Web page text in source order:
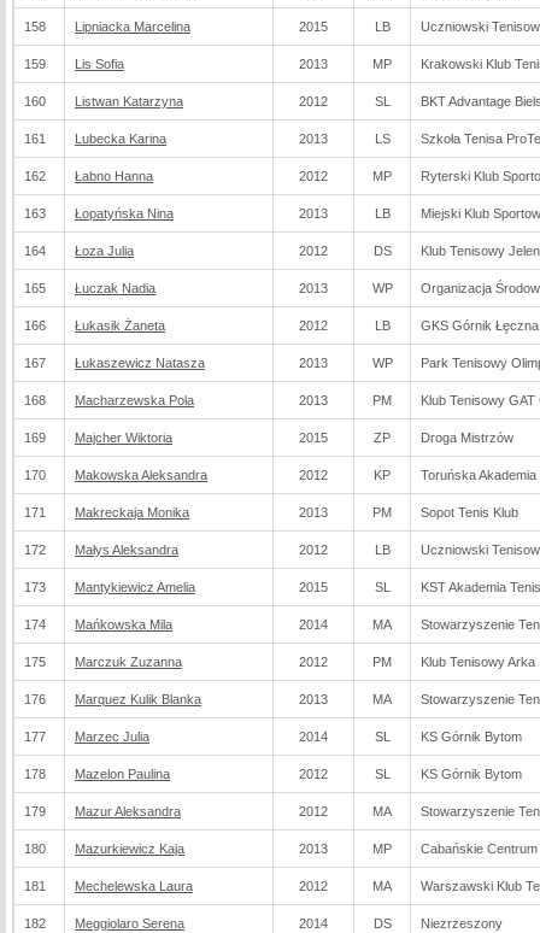
158 Lipniacka Marcelina 2015 LB Uczniowski
159 Lis Sofia 2013 MP Krakowski Klub
160 Listwan Katarzyna 2012 SL BKT Advantage
161 Lubecka Karina 2013 LS Szkoła Tenisa
162 Łabno Hanna 2012 MP Ryterski Klub
163 Łopatyńska Nina 2013 LB Miejski Klub
164 Łoza Julia 2012 DS Klub Tenisowy
165 Łuczak Nadia 2013 WP Organizacja
166 Łukasik Żaneta 2012 LB GKS Górnik Łęczna
167 Łukaszewicz Natasza 2013 WP Park Tenisowy
168 Macharzewska Pola 2013 PM Klub Tenisowy
169 Majcher Wiktoria 2015 ZP Droga Mistrzów
170 Makowska Aleksandra 2012 KP Toruńska Akademia
171 Makreckaja Monika 2013 PM Sopot Tenis Klub
172 Małys Aleksandra 2012 LB Uczniowski
173 Mantykiewicz Amelia 2015 SL KST Akademia
174 Mańkowska Mila 2014 MA Stowarzyszenie
175 Marczuk Zuzanna 2012 PM Klub Tenisowy Arka
176 Marquez Kulik Blanka 2013 MA Stowarzyszenie
177 Marzec Julia 2014 SL KS Górnik Bytom
178 Mazelon Paulina 2012 SL KS Górnik Bytom
179 Mazur Aleksandra 2012 MA Stowarzyszenie
180 Mazurkiewicz Kaja 2013 MP Cabańskie
181 Mechelewska Laura 2012 MA Warszawski Klub
182 Meggiolaro Serena 2014 DS Niezrzeszony